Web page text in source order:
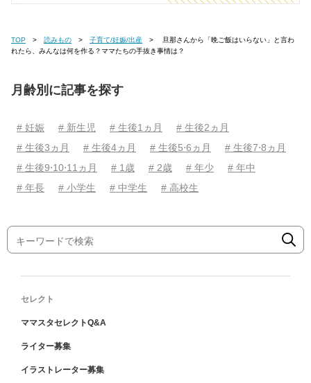
TOP 読みもの 子育て/妊娠/出産
れたら、みんなは何を作る？ママたちの手抜き事情は？
月齢別に記事を探す
# 妊娠 # 新生児 # 生後1ヵ月
# 生後2ヵ月
# 生後3ヵ月
# 生後4ヵ月 # 生後5⋅6ヵ月
# 生後7⋅8ヵ月
# 生後9⋅10⋅11ヵ月
# 1歳 # 2歳 # 年少
# 年中
# 年長
# 小学生 # 中学生 # 高校生
セレクト
ママスタセレクトQ&A
ライター募集
イラストレーター募集